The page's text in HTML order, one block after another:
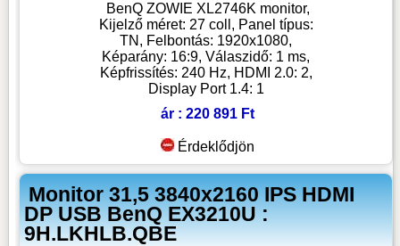
BenQ ZOWIE XL2746K monitor,
Kijelző méret: 27 coll, Panel típus:
TN, Felbontás: 1920x1080,
Képarány: 16:9, Válaszidő: 1 ms,
Képfrissítés: 240 Hz, HDMI 2.0: 2,
Display Port 1.4: 1
ár : 220 891 Ft
Érdeklődjön
Monitor 31,5 3840x2160 IPS HDMI
DP USB BenQ EX3210U :
9H.LKHLB.QBE